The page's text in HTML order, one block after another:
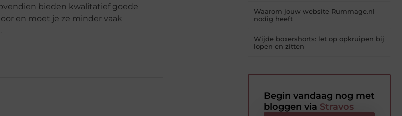
bieden kwalitatief goede
en moet je ze minder vaak
Waarom jouw website Rummage.nl
nodig heeft
Wijde boxershorts: let op opkruipen bij
lopen en zitten
Begin vandaag nog met
bloggen via Stravos